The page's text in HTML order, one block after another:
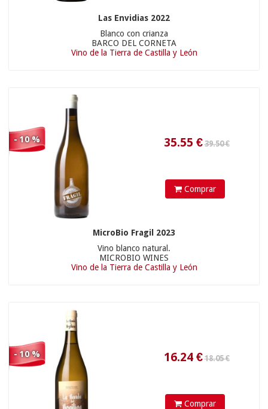
Las Envidias 2022
Blanco con crianza
BARCO DEL CORNETA
Vino de la Tierra de Castilla y León
- 10 %
Comprar
MicroBio Fragil 2023
Vino blanco natural.
MICROBIO WINES
Vino de la Tierra de Castilla y León
- 10 %
Comprar
15.50 €